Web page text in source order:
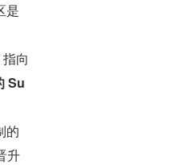
是
向
Su
的
升